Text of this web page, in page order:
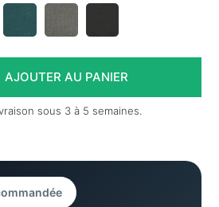
sous 3 à 5 semaines.